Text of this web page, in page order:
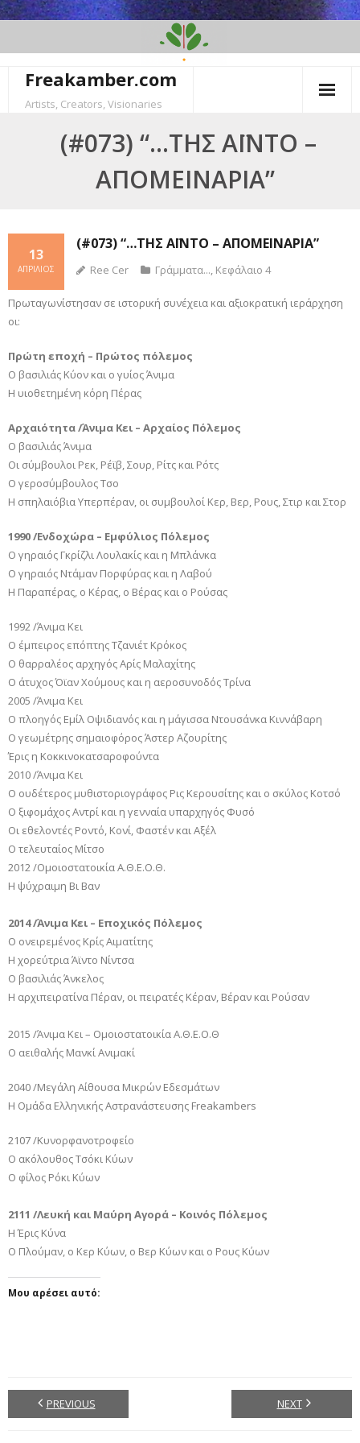
Freakamber.com
Artists, Creators, Visionaries
(#073) “…ΤΗΣ ΆΪΝΤΟ –
ΑΠΟΜΕΙΝΆΡΙΑ”
(#073) “…ΤΗΣ ΆΪΝΤΟ – ΑΠΟΜΕΙΝΆΡΙΑ”
13
ΑΠΡΊΛΙΟΣ Ree Cer Γράμματα..., Κεφάλαιο 4
Πρωταγωνίστησαν σε ιστορική συνέχεια και αξιοκρατική ιεράρχηση
οι:
Πρώτη εποχή – Πρώτος πόλεμος
Ο βασιλιάς Κύον και ο γυίος Άνιμα
Η υιοθετημένη κόρη Πέρας
Αρχαιότητα /Άνιμα Κει – Αρχαίος Πόλεμος
Ο βασιλιάς Άνιμα
Οι σύμβουλοι Ρεκ, Ρέϊβ, Σουρ, Ρίτς και Ρότς
Ο γεροσύμβουλος Τσο
Η σπηλαιόβια Υπερπέραν, oι συμβουλοί Κερ, Βερ, Ρους, Στιρ και Στορ
1990 /Ενδοχώρα – Εμφύλιος Πόλεμος
Ο γηραιός Γκρίζλι Λουλακίς και η Μπλάνκα
Ο γηραιός Ντάμαν Πορφύρας και η Λαβού
Η Παραπέρας, ο Κέρας, o Βέρας και o Ρούσας
1992 /Άνιμα Κει
Ο έμπειρος επόπτης Τζανιέτ Κρόκος
Ο θαρραλέος αρχηγός Αρίς Μαλαχίτης
Ο άτυχος Όϊαν Χούμους και η αεροσυνοδός Τρίνα
2005 /Άνιμα Κει
Ο πλοηγός Εμίλ Οψιδιανός και η μάγισσα Ντουσάνκα Κιννάβαρη
Ο γεωμέτρης σημαιοφόρος Άστερ Αζουρίτης
Έρις η Κοκκινοκατσαροφούντα
2010 /Άνιμα Κει
Ο ουδέτερος μυθιστοριογράφος Ρις Κερουσίτης και ο σκύλος Κοτσό
Ο ξιφομάχος Αντρί και η γενναία υπαρχηγός Φυσό
Οι εθελοντές Ροντό, Κονί, Φαστέν και Αξέλ
Ο τελευταίος Μίτσο
2012 /Ομοιοστατοικία Α.Θ.Ε.Ο.Θ.
Η ψύχραιμη Βι Βαν
2014 /Άνιμα Κει – Εποχικός Πόλεμος
Ο ονειρεμένος Κρίς Αιματίτης
Η χορεύτρια Άϊντο Νίντσα
Ο βασιλιάς Άνκελος
Η αρχιπειρατίνα Πέραν, οι πειρατές Κέραν, Βέραν και Ρούσαν
2015 /Άνιμα Κει – Ομοιοστατοικία Α.Θ.Ε.Ο.Θ
Ο αειθαλής Μανκί Ανιμακί
2040 /Μεγάλη Αίθουσα Μικρών Εδεσμάτων
Η Ομάδα Ελληνικής Αστρανάστευσης Freakambers
2107 /Κυνορφανοτροφείο
Ο ακόλουθος Τσόκι Κύων
Ο φίλος Ρόκι Κύων
2111 /Λευκή και Μαύρη Αγορά – Κοινός Πόλεμος
Η Έρις Κύνα
Ο Πλούμαν, o Κερ Κύων, o Βερ Κύων και o Ρους Κύων
Μου αρέσει αυτό:
PREVIOUS NEXT